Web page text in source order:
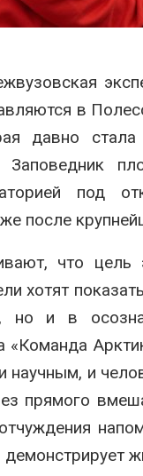
в
давно
под
после
что
хотят
но и в
«Команда
научным, и
прямого